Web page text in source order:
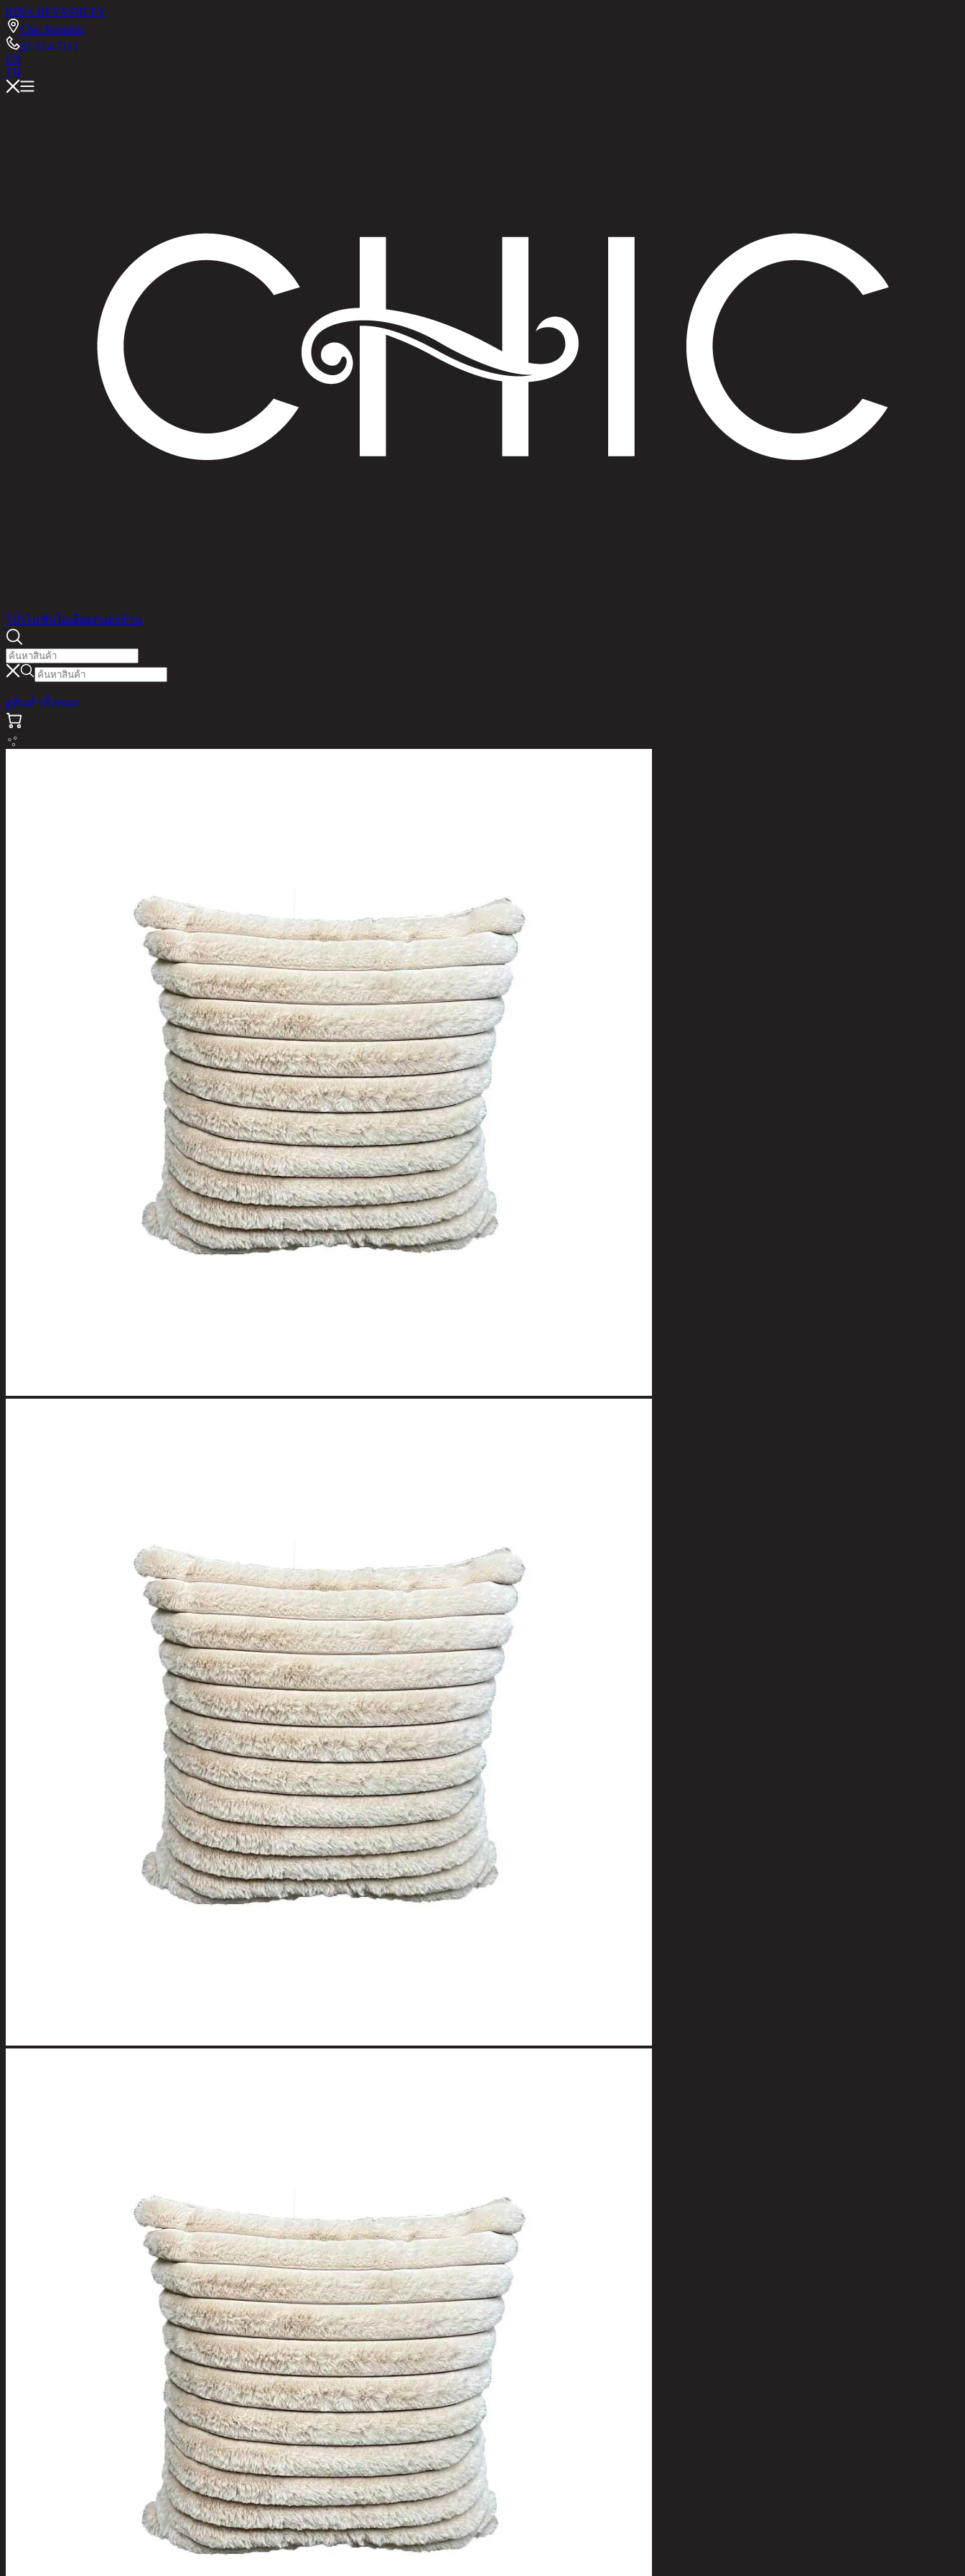
RINA HEYASHLEY
Chic Republic
02-514-7111
EN
TH
โปรโมชันไอเดียตกแต่งบ้าน
ดูสินค้าทั้งหมด